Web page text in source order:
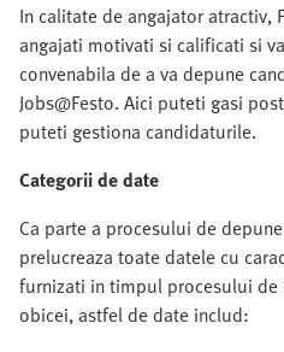
In calitate de angajator atractiv,
angajati motivati si calificati si
convenabila de a va depune
Jobs@Festo. Aici puteti gasi
puteti gestiona candidaturile.
Categorii de date
Ca parte a procesului de
prelucreaza toate datele cu
furnizati in timpul procesului
obicei, astfel de date includ: